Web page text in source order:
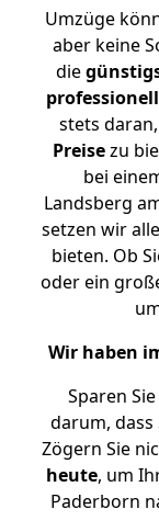
Umzüge
aber keine
die
stets
Preisezu
bei
Landsberg
setzen wir
bieten. Ob
oder ein
Wir haben
Sparen
darum, dass
Zögern Sie
heute, um
Paderborn